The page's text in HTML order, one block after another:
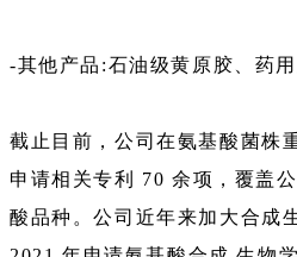
-其他产品:石油级黄原胶、药
截止目前，公司在氨基酸菌株
申请相关专利 70 余项，覆盖
酸品种。公司近年来加大合成